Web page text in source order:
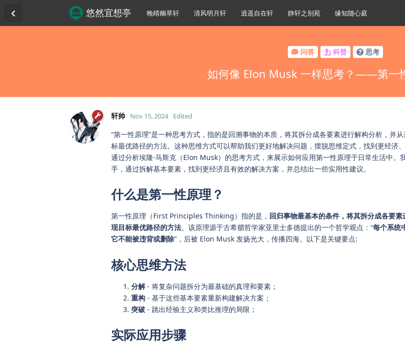
悠然宜想亭 晚晴幽草轩 清风明月轩 逍遥自在轩 静轩之别苑 缘知随心庭
问答 科普 思考
如何像 Elon Musk 一样思考？——第一
轩帅 Nov 15, 2024 Edited
“第一性原理”是一种思考方式，指的是回溯事物的本质，将其拆分成各要素进行解构分析，并
标最优路径的方法。这种思维方式可以帮助我们更好地解决问题，摆脱思维定式，找到更经济
通过分析埃隆·马斯克（Elon Musk）的思考方式，来展示如何应用第一性原理于日常生活中。
手，通过拆解基本要素，找到更经济且有效的解决方案，并总结出一些实用性建议。
什么是第一性原理？
第一性原理（First Principles Thinking）指的是， 回归事物最基本的条件，将其拆分成各要
现目标最优路径的方法。该原理源于古希腊哲学家亚里士多德提出的一个哲学观点：“每个系统
它不能被违背或删除”，后被 Elon Musk 发扬光大，传播四海。以下是关键要点:
核心思维方法
分解- 将复杂问题拆分为最基础的真理和要素；
重构 - 基于这些基本要素重新构建解决方案；
突破 - 跳出经验主义和类比推理的局限；
实际应用步骤